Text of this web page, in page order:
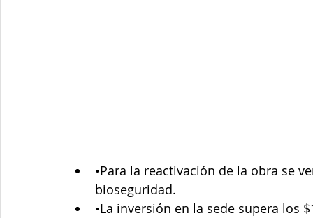
•Para la reactivación de la obra se
bioseguridad.
•La inversión en la sede supera los